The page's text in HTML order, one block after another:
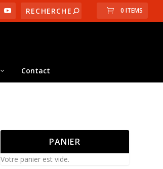
0 ITEMS
Contact
PANIER
Votre panier est vide.